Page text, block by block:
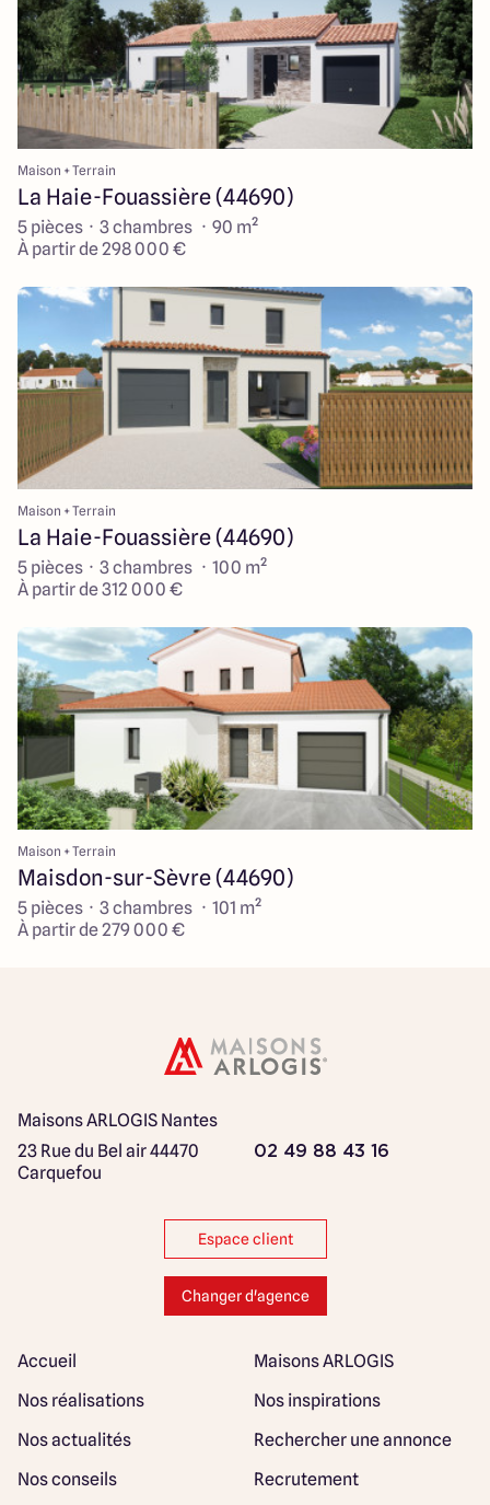
Maison + Terrain
La Haie-Fouassière (44690)
5 pièces · 3 chambres · 90 m²
À partir de 298 000 €
Maison + Terrain
La Haie-Fouassière (44690)
5 pièces · 3 chambres · 100 m²
À partir de 312 000 €
Maison + Terrain
Maisdon-sur-Sèvre (44690)
5 pièces · 3 chambres · 101 m²
À partir de 279 000 €
Maisons ARLOGIS Nantes
23 Rue du Bel air44470
Carquefou
02 49 88 43 16
Espace client
Changer d'agence
Accueil
Maisons ARLOGIS
Nos réalisations
Nos inspirations
Nos actualités
Rechercher une annonce
Nos conseils
Recrutement